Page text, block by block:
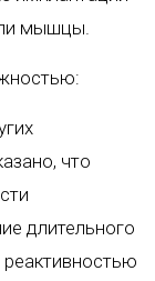
мышцы.
что
длительного